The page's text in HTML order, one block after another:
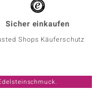
Sicher einkaufen
Shops Käuferschutz